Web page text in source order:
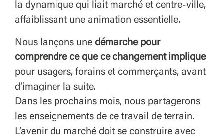
la dynamique qui liait marché et centre-ville,
affaiblissant une animation essentielle.
Nous lançons une démarche pour
comprendre ce que ce changement implique
pour usagers, forains et commerçants, avant
d’imaginer la suite.
Dans les prochains mois, nous partagerons
les enseignements de ce travail de terrain.
L’avenir du marché doit se construire avec